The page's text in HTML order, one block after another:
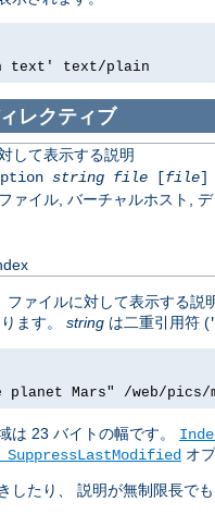
text' text/plain
レクティブ
して表示する説明
string file[file]
ァイル, バーチャルホスト,
ファイルに対して表示する説
ます。 string は二重引用符 (
planet Mars" /web/
は 23 バイトの幅です。
SuppressLastModified オ
したり、 説明が無制限長で